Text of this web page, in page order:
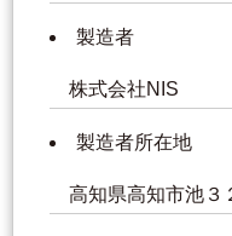
製造者
株式会社NIS
製造者所在地
高知県高知市池３